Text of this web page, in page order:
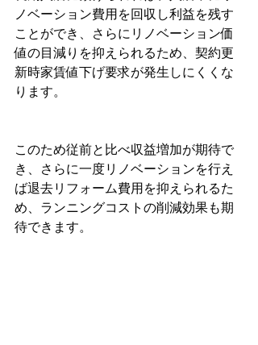
ノベーション費用を回収し利益を残す
ことができ、さらにリノベーション価
値の目減りを抑えられるため、契約更
新時家賃値下げ要求が発生しにくくな
ります。
このため従前と比べ収益増加が期待で
き、さらに一度リノベーションを行え
ば退去リフォーム費用を抑えられるた
め、ランニングコストの削減効果も期
待できます。